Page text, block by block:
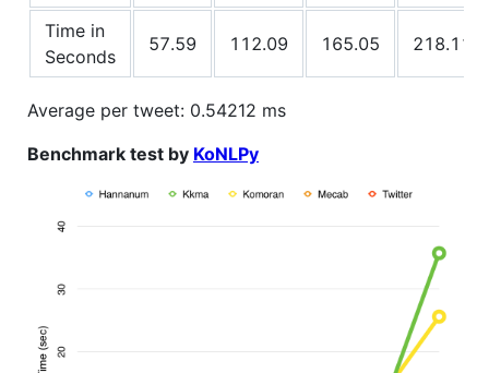
Time in
Seconds
57.59 112.09 165.05 218.11
Average per tweet: 0.54212 ms
Benchmark test by KoNLPy